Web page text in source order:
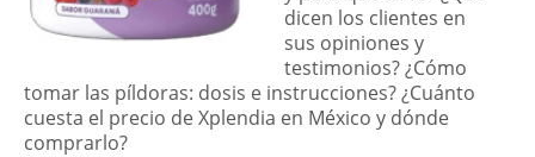
dicen los clientes en
sus opiniones y
testimonios? ¿Cómo
tomar las píldoras: dosis e instrucciones? ¿Cuánto
cuesta el precio de Xplendia en México y dónde
comprarlo?